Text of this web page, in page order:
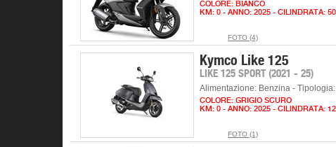
COLORE: BIANCO
KM: 0 - ANNO: 2025 - CILINDRATA:
FOTO (4)
Kymco Like 125
LIKE 125 SPORT (2021 - 25)
Alimentazione: Benzina -
COLORE: GRIGIO SCURO
KM: 0 - ANNO: 2025 - CILINDRATA:
FOTO (1)